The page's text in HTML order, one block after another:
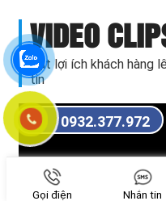
VIDEO
Đặt lợi ích khách hàng
tin
0932.377.972
Gọi điện Nhắn tin